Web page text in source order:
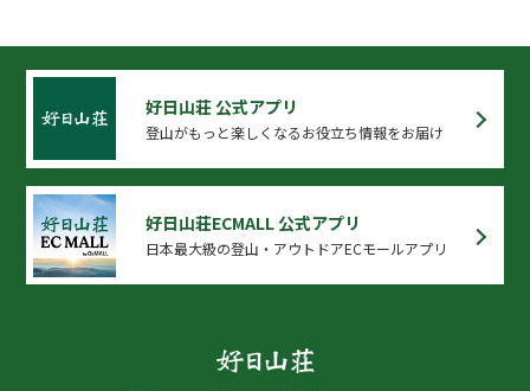
好日山荘 公式アプリ
登山がもっと楽しくなるお役立ち情報をお届け
好日山荘ECMALL 公式アプリ
日本最大級の登山・アウトドアECモールアプリ